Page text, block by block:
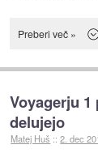
Preberi več »
Voyagerju
delujejo
Matej Huš ::2. dec